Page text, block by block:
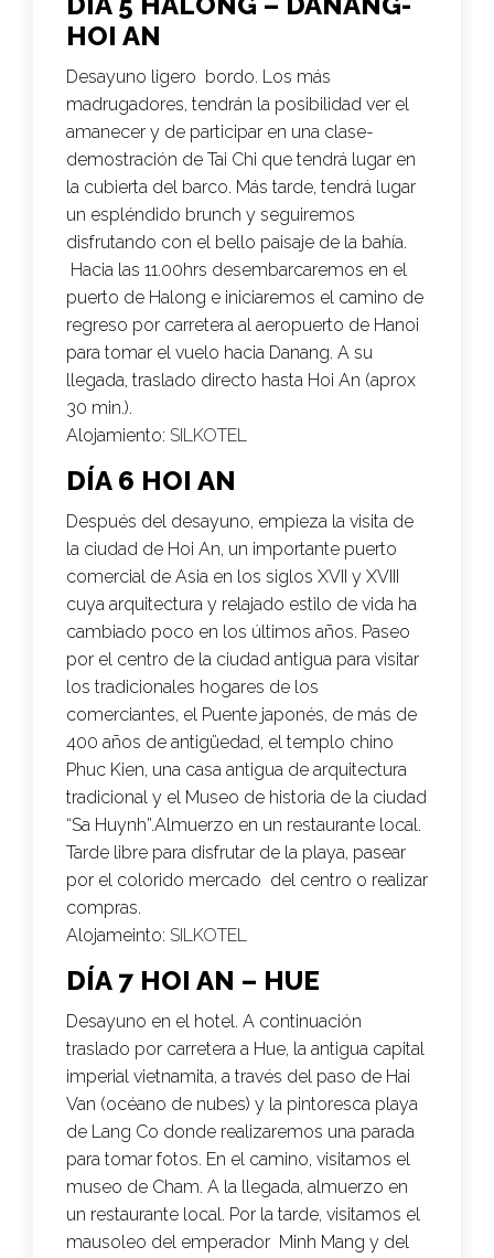
HOI AN
Desayuno ligero bordo. Los más
madrugadores, tendrán la posibilidad ver el
amanecer y de participar en una clase-
demostración de Tai Chi que tendrá lugar en
la cubierta del barco. Más tarde, tendrá lugar
un espléndido brunch y seguiremos
disfrutando con el bello paisaje de la bahía.
Hacia las 11.00hrs desembarcaremos en el
puerto de Halong e iniciaremos el camino de
regreso por carretera al aeropuerto de Hanoi
para tomar el vuelo hacia Danang. A su
llegada, traslado directo hasta Hoi An (aprox
30 min.).
Alojamiento: SILKOTEL
DÍA 6 HOI AN
Después del desayuno, empieza la visita de
la ciudad de Hoi An, un importante puerto
comercial de Asia en los siglos XVII y XVIII
cuya arquitectura y relajado estilo de vida ha
cambiado poco en los últimos años. Paseo
por el centro de la ciudad antigua para visitar
los tradicionales hogares de los
comerciantes, el Puente japonés, de más de
400 años de antigüedad, el templo chino
Phuc Kien, una casa antigua de arquitectura
tradicional y el Museo de historia de la ciudad
“Sa Huynh”.Almuerzo en un restaurante local.
Tarde libre para disfrutar de la playa, pasear
por el colorido mercado del centro o realizar
compras.
Alojameinto: SILKOTEL
DÍA 7 HOI AN – HUE
Desayuno en el hotel. A continuación
traslado por carretera a Hue, la antigua capital
imperial vietnamita, a través del paso de Hai
Van (océano de nubes) y la pintoresca playa
de Lang Co donde realizaremos una parada
para tomar fotos. En el camino, visitamos el
museo de Cham. A la llegada, almuerzo en
un restaurante local. Por la tarde, visitamos el
mausoleo del emperador Minh Mang y del